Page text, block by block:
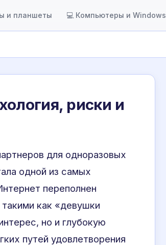
и планшеты 💻 Компьютеры и Windows
риски и
для одноразовых
одной из самых
переполнен
как «девушки
но и глубокую
путей удовлетворения